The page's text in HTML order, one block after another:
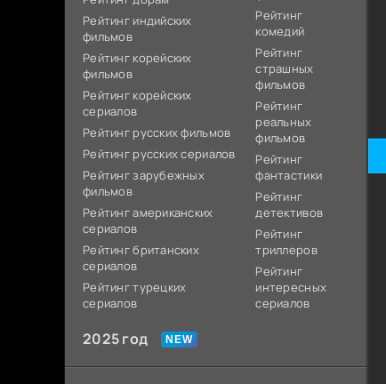
Рейтинг индийских
фильмов
Рейтинг корейских
фильмов
Рейтинг корейских
сериалов
Рейтинг русских фильмов
Рейтинг русских сериалов
Рейтинг зарубежных
фильмов
Рейтинг американских
сериалов
Рейтинг британских
сериалов
Рейтинг турецких
сериалов
Рейтинг
комедий
Рейтинг
страшных
фильмов
Рейтинг
реальных
фильмов
Рейтинг
фантастики
Рейтинг
детективов
Рейтинг
триллеров
Рейтинг
интересных
сериалов
2025 год